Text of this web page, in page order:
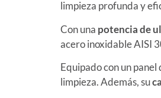
limpieza profunda y
Con una potencia de
acero inoxidable AISI
Equipado con un
limpieza. Además, su